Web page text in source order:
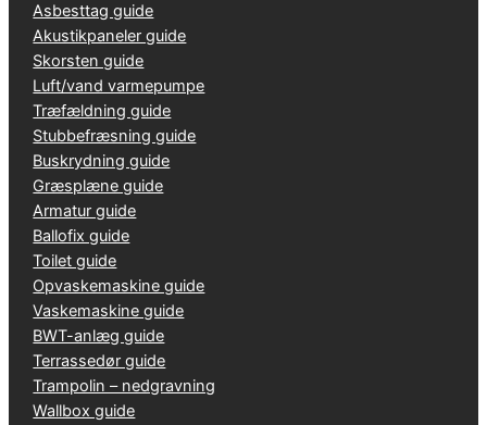
Asbesttag guide
Akustikpaneler guide
Skorsten guide
Luft/vand varmepumpe
Træfældning guide
Stubbefræsning guide
Buskrydning guide
Græsplæne guide
Armatur guide
Ballofix guide
Toilet guide
Opvaskemaskine guide
Vaskemaskine guide
BWT-anlæg guide
Terrassedør guide
Trampolin – nedgravning
Wallbox guide